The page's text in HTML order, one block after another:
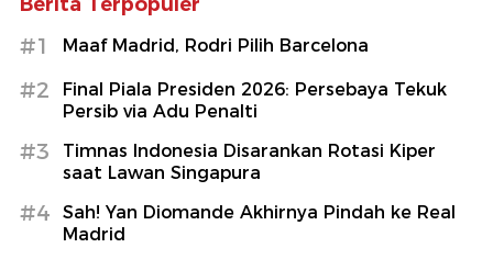
#1 Maaf Madrid, Rodri Pilih Barcelona
#2
Final Piala Presiden 2026: Persebaya Tekuk
Persib via Adu Penalti
#3
Timnas Indonesia Disarankan Rotasi Kiper
saat Lawan Singapura
#4
Sah! Yan Diomande Akhirnya Pindah ke Real
Madrid